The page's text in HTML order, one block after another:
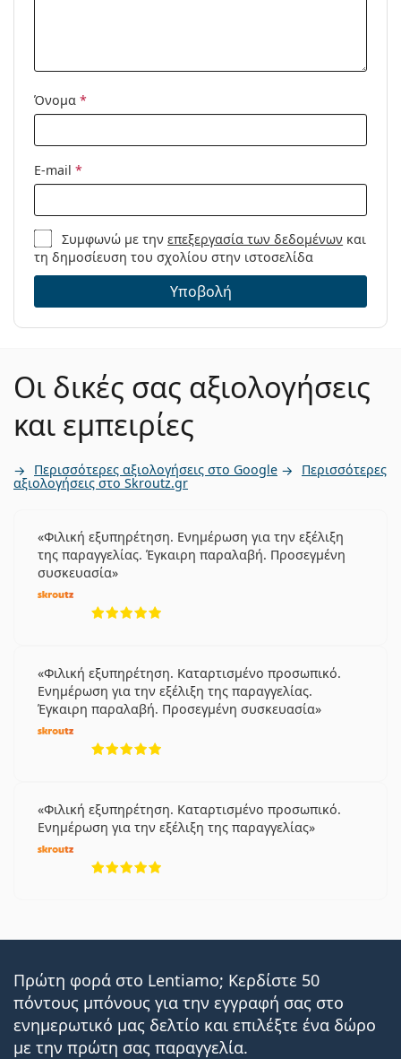
Όνομα *
E-mail *
Συμφωνώ με τηνεπεξεργασία των δεδομένων και
τη δημοσίευση του σχολίου στην ιστοσελίδα
Υποβολή
Οι δικές σας αξιολογήσεις
και εμπειρίες
Περισσότερες αξιολογήσεις στο Google Περισσότερες
αξιολογήσεις στο Skroutz.gr
Φιλική εξυπηρέτηση. Ενημέρωση για την εξέλιξη
της παραγγελίας. Έγκαιρη παραλαβή. Προσεγμένη
συσκευασία
Φιλική εξυπηρέτηση. Καταρτισμένο προσωπικό.
Ενημέρωση για την εξέλιξη της παραγγελίας.
Έγκαιρη παραλαβή. Προσεγμένη συσκευασία
Φιλική εξυπηρέτηση. Καταρτισμένο προσωπικό.
Ενημέρωση για την εξέλιξη της παραγγελίας
Πρώτη φορά στο Lentiamo; Κερδίστε 50
πόντους μπόνους για την εγγραφή σας στο
ενημερωτικό μας δελτίο και επιλέξτε ένα δώρο
με την πρώτη σας παραγγελία.